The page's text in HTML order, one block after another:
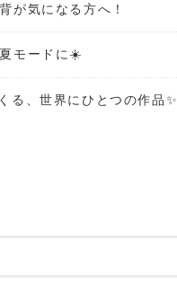
が気になる方へ！
モードに☀️
る、世界にひとつの作品✨